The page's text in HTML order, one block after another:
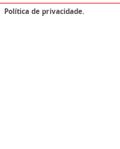
Política de privacidade.